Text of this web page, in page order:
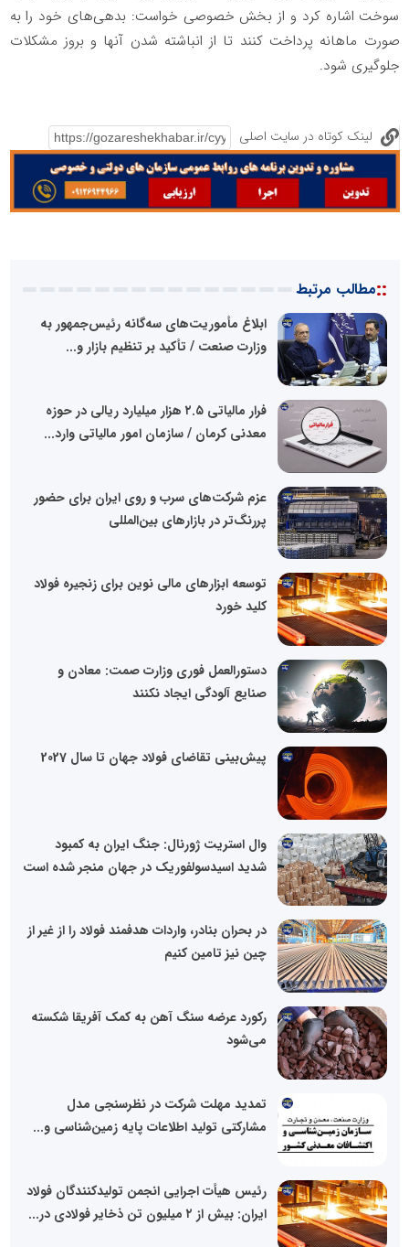
سوخت اشاره کرد و از بخش خصوصی خواست: بدهی‌های خود را به
صورت ماهانه پرداخت کنند تا از انباشته شدن آنها و بروز مشکلات
جلوگیری شود.
لینک کوتاه در سایت اصلی
::مطالب مرتبط
ابلاغ مأموریت‌های سه‌گانه رئیس‌جمهور به
وزارت صنعت / تأکید بر تنظیم بازار و...
فرار مالیاتی ۲.۵ هزار میلیارد ریالی در حوزه
معدنی کرمان / سازمان امور مالیاتی وارد...
عزم شرکت‌های سرب و روی ایران برای حضور
پررنگ‌تر در بازارهای بین‌المللی
توسعه ابزارهای مالی نوین برای زنجیره فولاد
کلید خورد
دستورالعمل فوری وزارت صمت: معادن و
صنایع آلودگی ایجاد نکنند
پیش‌بینی تقاضای فولاد جهان تا سال 2027
وال‌ استریت ژورنال: جنگ ایران به کمبود
شدید اسیدسولفوریک در جهان منجر شده است
در بحران بنادر، واردات هدفمند فولاد را از غیر از
چین نیز تامین کنیم
رکورد عرضه سنگ آهن به کمک آفریقا شکسته
می‌شود
تمدید مهلت شرکت در نظرسنجی مدل
مشارکتی تولید اطلاعات پایه زمین‌شناسی و...
رئیس هیأت اجرایی انجمن تولیدکنندگان فولاد
ایران: بیش از ۲ میلیون تن ذخایر فولادی در...